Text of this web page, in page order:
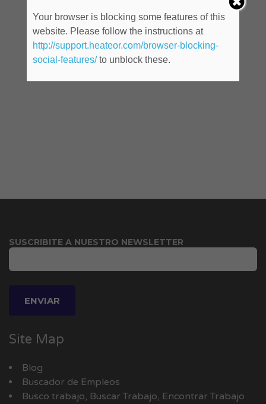
SUSCRIBITE A NUESTRO NEWSLETTER
Site Map
Blog
Buscador de Empleos
Busco trabajo, Buscar Trabajo, Encontrar Trabajo
Your browser is blocking some features of this
website. Please follow the instructions at
http://support.heateor.com/browser-blocking-
social-features/to unblock these.